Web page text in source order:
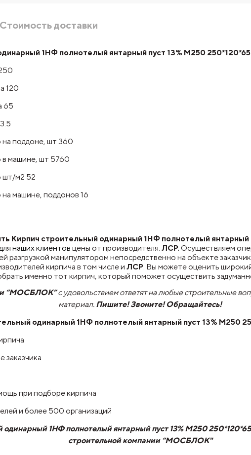
Стоимость доставки
1НФ полнотелый янтарный пуст 13% М250
120
65
поддоне, шт 360
в машине, шт 5760
шт/м2 52
машине, поддонов 16
Кирпич строительный одинарный 1НФ полнотелый янтарный
наших клиентов цены от производителя: ЛСР. Осуществляем
разгрузкой манипулятором непосредственно на объекте
кирпича в том числе и ЛСР. Вы можете оценить
именно тот кирпич, который поможет осуществить
“МОСБЛОК”с удовольствием ответят на любые строительные
материал. Пишите! Звоните! Обращайтесь!
одинарный 1НФ полнотелый янтарный пуст 13% М250
заказчика
при подборе кирпича
и более 500 организаций
1НФ полнотелый янтарный пуст 13% М250
строительной компании “МОСБЛОК"